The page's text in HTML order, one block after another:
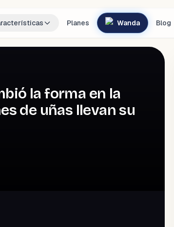
Planes Wanda Blog
la forma en la
de uñas llevan su